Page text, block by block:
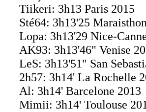
Tiikeri: 3h13 Paris 2015
Sté64: 3h13'25
Lopa: 3h13'29 Nice-
AK93: 3h13'46" Venise
LeS: 3h13'51" San
2h57: 3h14' La Rochelle
Al: 3h14' Barcelone 2013
Mimii: 3h14' Toulouse